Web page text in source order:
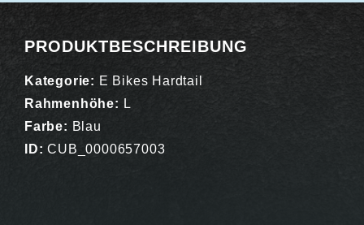
PRODUKTBESCHREIBUNG
Kategorie: E Bikes Hardtail
Rahmenhöhe: L
Farbe: Blau
ID: CUB_0000657003